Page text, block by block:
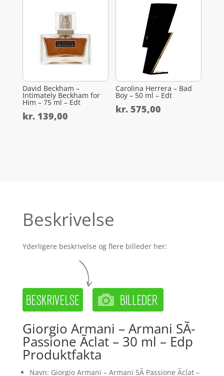
David Beckham –
Intimately Beckham for
Him – 75 ml – Edt
kr.139,00
Carolina Herrera – Bad
Boy – 50 ml – Edt
kr. 575,00
Beskrivelse
Yderligere beskrivelse og flere billeder her:
Giorgio Armani – Armani SÃ­
Passione Ãclat – 30 ml – Edp
Produktfakta
Navn: Giorgio Armani – Armani SÃ­ Passione Ãclat –